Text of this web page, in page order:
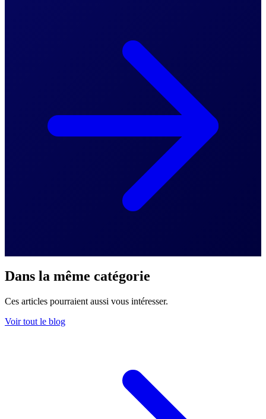
Dans la même catégorie
Ces articles pourraient aussi vous intéresser.
Voir tout le blog